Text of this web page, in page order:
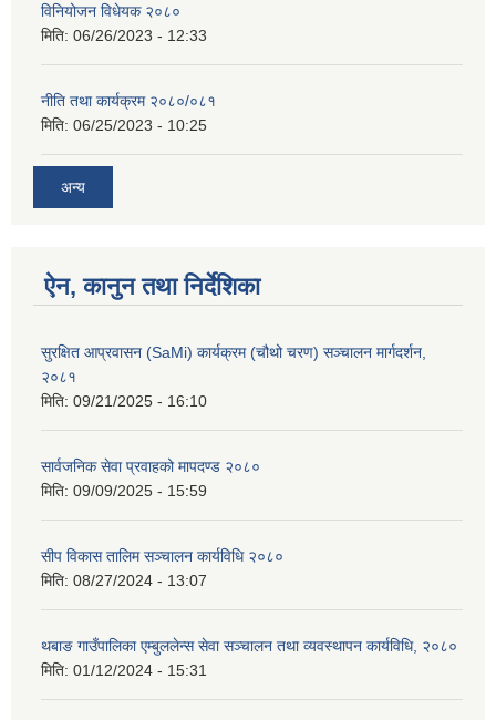
विनियोजन विधेयक २०८०
मिति: 06/26/2023 - 12:33
नीति तथा कार्यक्रम २०८०/०८१
मिति: 06/25/2023 - 10:25
अन्य
ऐन, कानुन तथा निर्देशिका
सुरक्षित आप्रवासन (SaMi) कार्यक्रम (चौथो चरण) सञ्चालन मार्गदर्शन,
२०८१
मिति: 09/21/2025 - 16:10
सार्वजनिक सेवा प्रवाहको मापदण्ड २०८०
मिति: 09/09/2025 - 15:59
सीप विकास तालिम सञ्चालन कार्यविधि २०८०
मिति: 08/27/2024 - 13:07
थबाङ गाउँपालिका एम्बुललेन्स सेवा सञ्चालन तथा व्यवस्थापन कार्यविधि, २०८०
मिति: 01/12/2024 - 15:31